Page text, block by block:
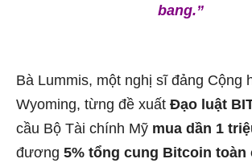
bang.”
Bà Lummis, một nghị sĩ đảng Cộng
Wyoming, từng đề xuất Đạo luật
cầu Bộ Tài chính Mỹ mua dần 1
đương 5% tổng cung Bitcoin toàn